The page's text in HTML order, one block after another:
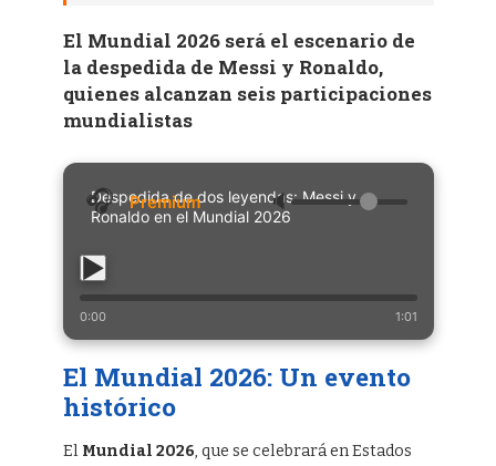
El Mundial 2026 será el escenario de
la despedida de Messi y Ronaldo,
quienes alcanzan seis participaciones
mundialistas
Despedida de dos leyendas: Messi y
Ronaldo en el Mundial 2026
🔈
0:00 1:01
El Mundial 2026: Un evento
histórico
El Mundial 2026, que se celebrará en Estados